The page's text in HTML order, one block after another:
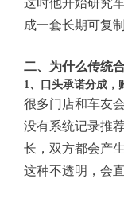
成一套长期可复
二、为什么传统
1、口头承诺分成，
很多门店和车友
没有系统记录推
长，双方都会产
这种不透明，会